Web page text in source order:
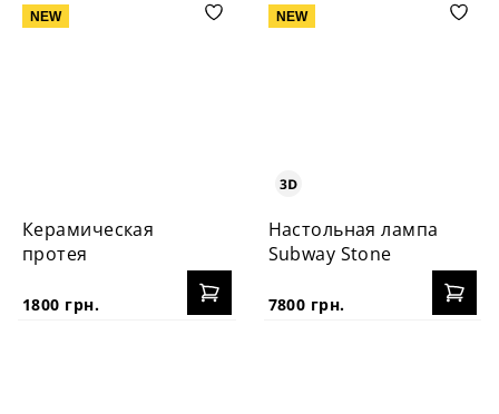
NEW
Керамическая
протея
1800 грн.
NEW
Настольная лампа
Subway Stone
7800 грн.